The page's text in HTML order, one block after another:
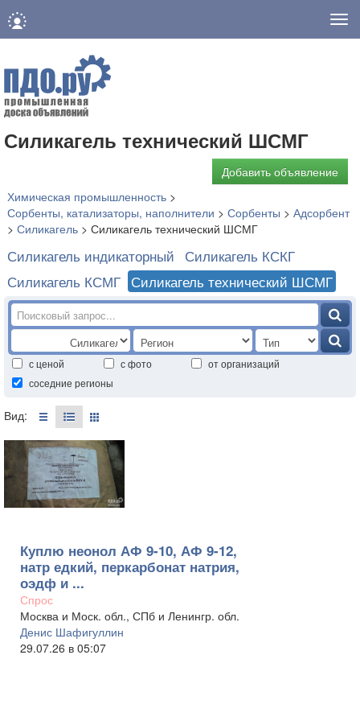
Силикагель технический ШСМГ
Добавить объявление
Химическая промышленность >
Сорбенты, катализаторы, наполнители > Сорбенты > Адсорбент
> Силикагель > Силикагель технический ШСМГ
Силикагель индикаторный Силикагель КСКГ
Силикагель КСМГ Силикагель технический ШСМГ
с ценой с фото
от организаций
соседние регионы
Вид:
Куплю неонол АФ 9-10, АФ 9-12,
натр едкий, перкарбонат натрия,
оэдф и ...
Спрос
Москва и Моск. обл., СПб и Ленингр. обл.
Денис Шафигуллин
29.07.26 в 05:07